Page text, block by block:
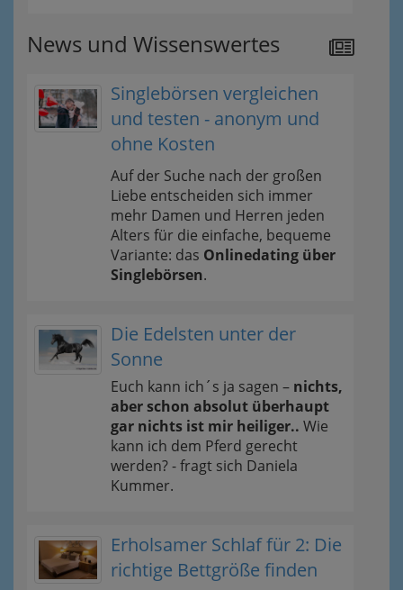
News und Wissenswertes
Singlebörsen vergleichen
und testen - anonym und
ohne Kosten
Auf der Suche nach der großen
Liebe entscheiden sich immer
mehr Damen und Herren jeden
Alters für die einfache, bequeme
Variante: das Onlinedating über
Singlebörsen.
Die Edelsten unter der
Sonne
Euch kann ich´s ja sagen – nichts,
aber schon absolut überhaupt
gar nichts ist mir heiliger.. Wie
kann ich dem Pferd gerecht
werden? - fragt sich Daniela
Kummer.
Erholsamer Schlaf für 2: Die
richtige Bettgröße finden